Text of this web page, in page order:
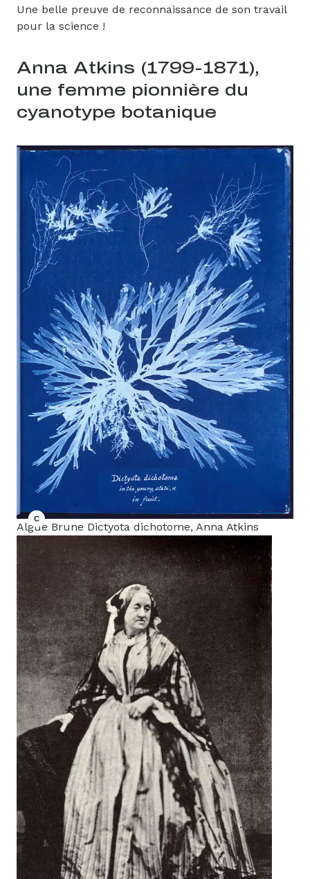
Une belle preuve de reconnaissance de son travail
pour la science !
Anna Atkins (1799-1871),
une femme pionnière du
cyanotype botanique
Algue Brune Dictyota dichotome, Anna Atkins